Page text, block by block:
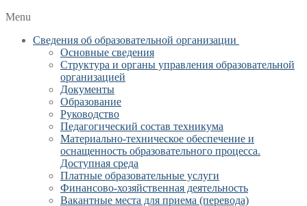
Menu
Сведения об образовательной организации
Основные сведения
Структура и органы управления образовательной
организацией
Документы
Образование
Руководство
Педагогический состав техникума
Материально-техническое обеспечение и
оснащенность образовательного процесса.
Доступная среда
Платные образовательные услуги
Финансово-хозяйственная деятельность
Вакантные места для приема (перевода)